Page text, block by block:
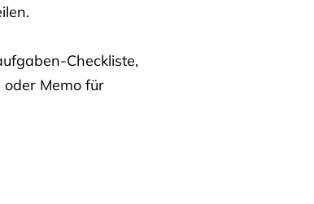
Checkliste,
Memo für